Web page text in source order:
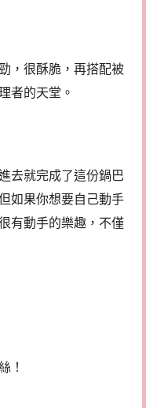
，很酥脆，再搭配被
者的天堂。
去就完成了這份鍋巴
如果你想要自己動手
有動手的樂趣，不僅
！